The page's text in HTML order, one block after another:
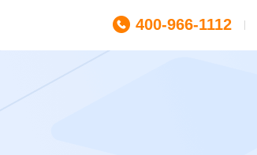
400-966-1112